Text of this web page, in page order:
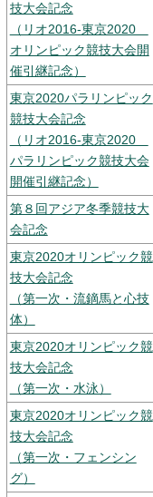
技大会記念
（リオ2016-東京2020
オリンピック競技大会開
催引継記念）
東京2020パラリンピック
競技大会記念
（リオ2016-東京2020
パラリンピック競技大会
開催引継記念）
第８回アジア冬季競技大
会記念
東京2020オリンピック競
技大会記念
（第一次・流鏑馬と心技
体）
東京2020オリンピック競
技大会記念
（第一次・水泳）
東京2020オリンピック競
技大会記念
（第一次・フェンシン
グ）